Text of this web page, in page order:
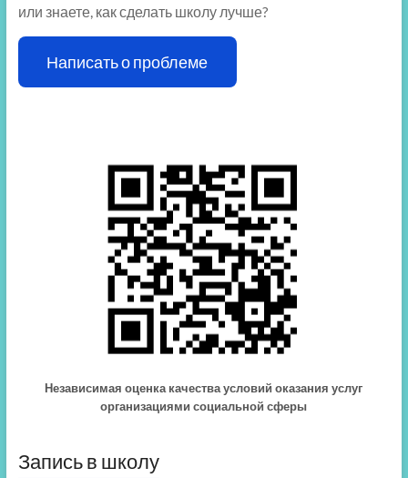
или знаете, как сделать школу лучше?
Написать о проблеме
Независимая оценка качества условий оказания услуг
организациями социальной сферы
Запись в школу